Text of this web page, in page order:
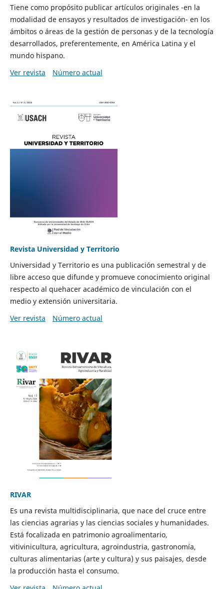
Tiene como propósito publicar artículos originales -en la
modalidad de ensayos y resultados de investigación- en los
ámbitos o áreas de la gestión de personas y de la tecnología
desarrollados, preferentemente, en América Latina y el
mundo hispano.
Ver revista
Número actual
Revista Universidad y Territorio
Universidad y Territorio es una publicación semestral y de
libre acceso que difunde y promueve conocimiento original
respecto al quehacer académico de vinculación con el
medio y extensión universitaria.
Ver revista
Número actual
RIVAR
Es una revista multidisciplinaria, que nace del cruce entre
las ciencias agrarias y las ciencias sociales y humanidades.
Está focalizada en patrimonio agroalimentario,
vitivinicultura, agricultura, agroindustria, gastronomía,
culturas alimentarias (arte y cultura) y sus paisajes, desde
la producción hasta el consumo.